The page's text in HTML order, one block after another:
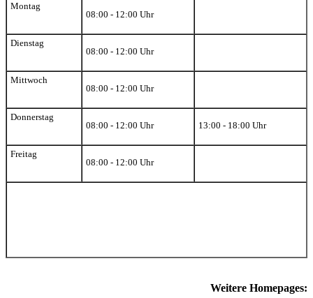
Montag
08:00 - 12:00 Uhr
Dienstag
08:00 - 12:00 Uhr
Mittwoch
08:00 - 12:00 Uhr
Donnerstag
08:00 - 12:00 Uhr
13:00 - 18:00 Uhr
Freitag
08:00 - 12:00 Uhr
Weitere Homepages: